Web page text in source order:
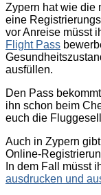
Zypern hat wie die
eine
vor Anreise müsst
Flight Pass
ausfüllen.
Den Pass
ihn schon beim
euch die
Auch in Zypern
Online-
In dem Fall müsst
ausdrucken und